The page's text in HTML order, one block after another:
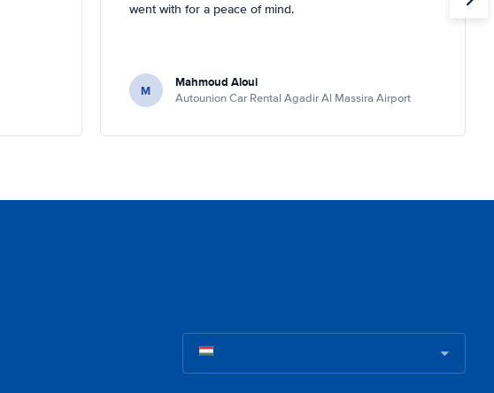
went with for a peace of mind.
M Mahmoud Aloui
Autounion Car Rental Agadir Al Massira Airport